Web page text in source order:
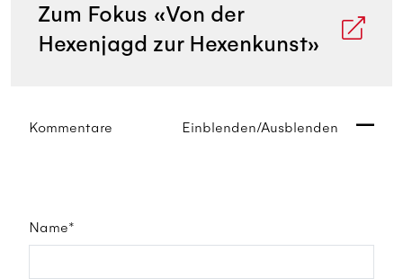
Zum Fokus «Von der
Hexenjagd zur Hexenkunst»
Kommentare Einblenden/Ausblenden
Name*